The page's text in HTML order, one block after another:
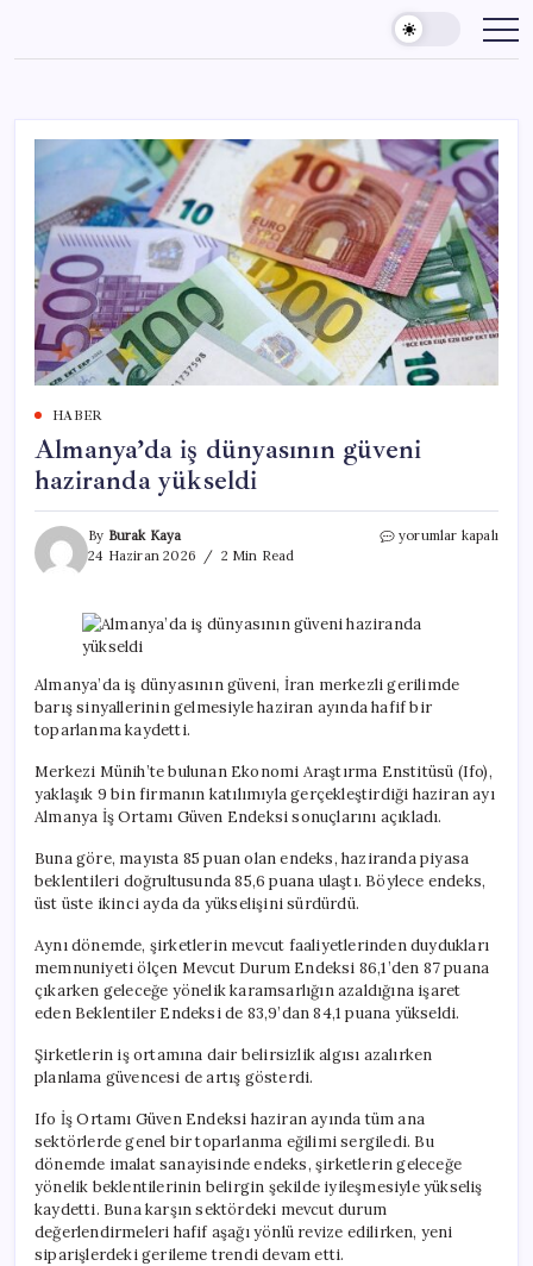
content
HABER
Almanya’da iş dünyasının güveni
haziranda yükseldi
By Burak Kaya
24 Haziran 2026
2 Min Read
Almanya’da
haziranda
yorumlar kapalı
Almanya’da iş dünyasının güveni, İran merkezli gerilimde
barış sinyallerinin gelmesiyle haziran ayında hafif bir
toparlanma kaydetti.
Merkezi Münih’te bulunan Ekonomi Araştırma Enstitüsü (Ifo),
yaklaşık 9 bin firmanın katılımıyla gerçekleştirdiği haziran ayı
Almanya İş Ortamı Güven Endeksi sonuçlarını açıkladı.
Buna göre, mayısta 85 puan olan endeks, haziranda piyasa
beklentileri doğrultusunda 85,6 puana ulaştı. Böylece endeks,
üst üste ikinci ayda da yükselişini sürdürdü.
Aynı dönemde, şirketlerin mevcut faaliyetlerinden duydukları
memnuniyeti ölçen Mevcut Durum Endeksi 86,1’den 87 puana
çıkarken geleceğe yönelik karamsarlığın azaldığına işaret
eden Beklentiler Endeksi de 83,9’dan 84,1 puana yükseldi.
Şirketlerin iş ortamına dair belirsizlik algısı azalırken
planlama güvencesi de artış gösterdi.
Ifo İş Ortamı Güven Endeksi haziran ayında tüm ana
sektörlerde genel bir toparlanma eğilimi sergiledi. Bu
dönemde imalat sanayisinde endeks, şirketlerin geleceğe
yönelik beklentilerinin belirgin şekilde iyileşmesiyle yükseliş
kaydetti. Buna karşın sektördeki mevcut durum
değerlendirmeleri hafif aşağı yönlü revize edilirken, yeni
siparişlerdeki gerileme trendi devam etti.